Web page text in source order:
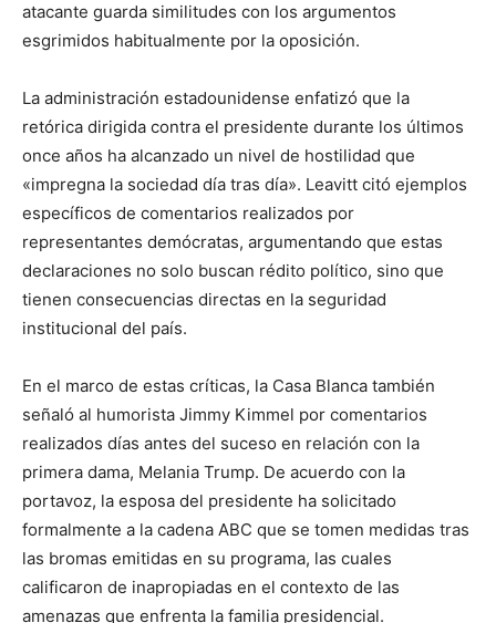
atacante guarda similitudes con los argumentos
esgrimidos habitualmente por la oposición.
La administración estadounidense enfatizó que la
retórica dirigida contra el presidente durante los últimos
once años ha alcanzado un nivel de hostilidad que
«impregna la sociedad día tras día». Leavitt citó ejemplos
específicos de comentarios realizados por
representantes demócratas, argumentando que estas
declaraciones no solo buscan rédito político, sino que
tienen consecuencias directas en la seguridad
institucional del país.
En el marco de estas críticas, la Casa Blanca también
señaló al humorista Jimmy Kimmel por comentarios
realizados días antes del suceso en relación con la
primera dama, Melania Trump. De acuerdo con la
portavoz, la esposa del presidente ha solicitado
formalmente a la cadena ABC que se tomen medidas tras
las bromas emitidas en su programa, las cuales
calificaron de inapropiadas en el contexto de las
amenazas que enfrenta la familia presidencial.